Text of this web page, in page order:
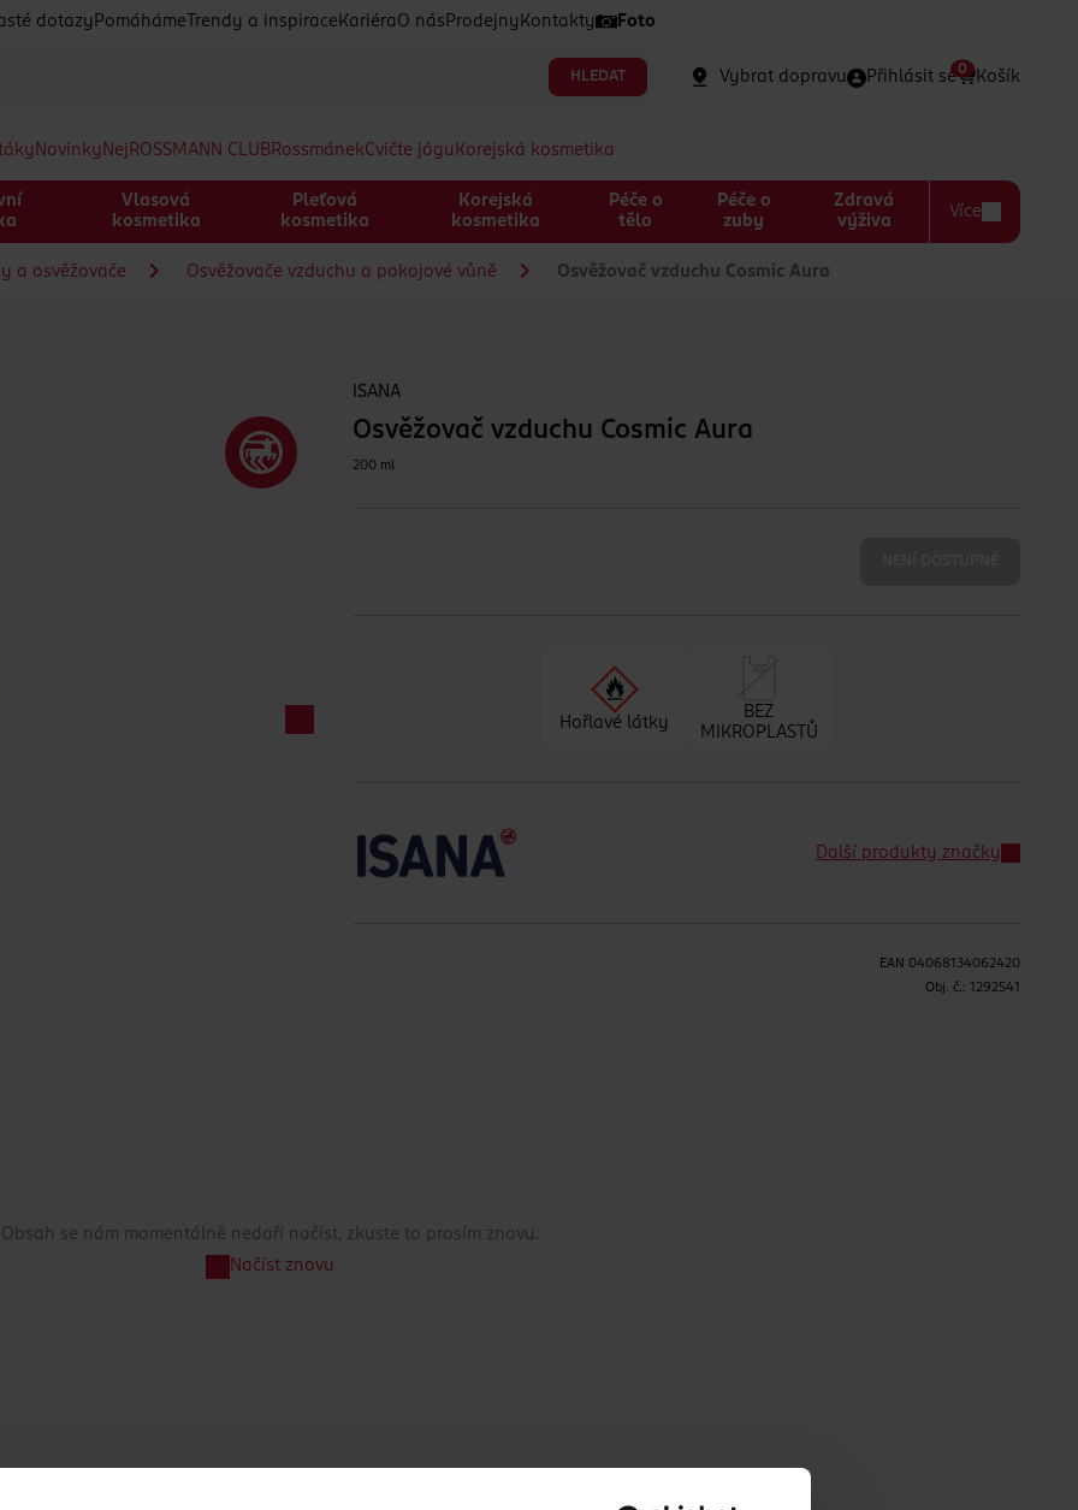
dotazy Pomáháme Trendy a inspirace Kariéra O nás Prodejny Kontakty Foto
HLEDAT Vybrat dopravu Přihlásit se Košík
0
Novinky Nej ROSSMANN CLUBRossmánekCvičte jógu Korejská kosmetika
Vlasová
kosmetika
Pleťová
kosmetika
Korejská
kosmetika
Péče o
tělo
Péče o
zuby
Zdravá
výživa
Více
a osvěžovače Osvěžovače vzduchu a pokojové vůně Osvěžovač vzduchu Cosmic Aura
ISANA
Osvěžovač vzduchu Cosmic Aura
200 ml
Hořlavé látky
BEZ
MIKROPLASTŮ
Další produkty značky
EAN 04068134062420
Obj. č.: 1292541
Obsah se nám momentálně nedaří načíst, zkuste to prosím znovu.
Načíst znovu